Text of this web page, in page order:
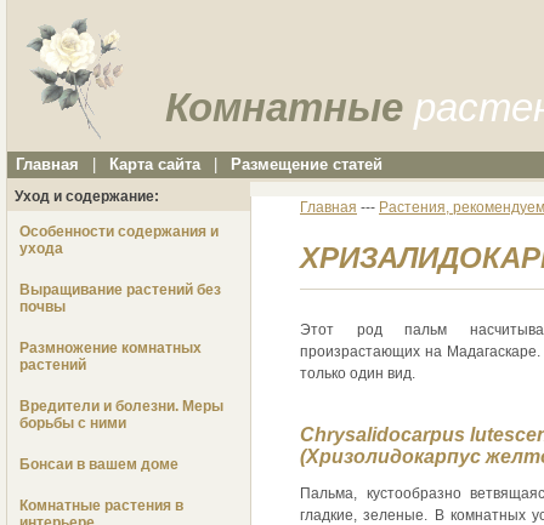
Комнатные
Главная Карта сайта Размещение статей
Уход и содержание:
Особенности содержания и
ухода
Выращивание растений без
почвы
Размножение комнатных
растений
Вредители и болезни. Меры
борьбы с ними
Бонсаи в вашем доме
Комнатные растения в
Главная --- Растения,
Этот род пальм
произрастающих на
только один вид.
Chrysalidocarpus
(Хризолидокарпус
Пальма, кустообразно
гладкие, зеленые. В комнатных